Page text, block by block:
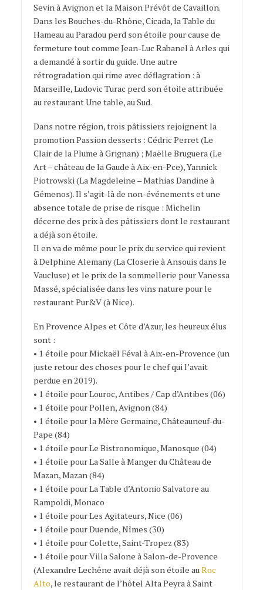
Sevin à Avignon et la Maison Prévôt de Cavaillon.
Dans les Bouches-du-Rhône, Cicada, la Table du
Hameau au Paradou perd son étoile pour cause de
fermeture tout comme Jean-Luc Rabanel à Arles qui
a demandé à sortir du guide. Une autre
rétrogradation qui rime avec déflagration : à
Marseille, Ludovic Turac perd son étoile attribuée
au restaurant Une table, au Sud.
Dans notre région, trois pâtissiers rejoignent la
promotion Passion desserts : Cédric Perret (Le
Clair de la Plume à Grignan) ; Maëlle Bruguera (Le
Art – château de la Gaude à Aix-en-Pce),Yannick
Piotrowski (La Magdeleine – Mathias Dandine à
Gémenos). Il s’agit-là de non-événements et une
absence totale de prise de risque : Michelin
décerne des prix à des pâtissiers dont le restaurant
a déjà son étoile.
Il en va de même pour le prix du service qui revient
à Delphine Alemany (La Closerie à Ansouis dans le
Vaucluse) et le prix de la sommellerie pour Vanessa
Massé, spécialisée dans les vins nature pour le
restaurant Pur&V (à Nice).
En Provence Alpes et Côte d’Azur, les heureux élus
sont :
• 1 étoile pour Mickaël Féval à Aix-en-Provence (un
juste retour des choses pour le chef qui l’avait
perdue en 2019).
• 1 étoile pour Louroc, Antibes / Cap d’Antibes (06)
• 1 étoile pour Pollen, Avignon (84)
• 1 étoile pour la Mère Germaine, Châteauneuf-du-
Pape (84)
• 1 étoile pour Le Bistronomique, Manosque (04)
• 1 étoile pour La Salle à Manger du Château de
Mazan, Mazan (84)
• 1 étoile pour La Table d’Antonio Salvatore au
Rampoldi, Monaco
• 1 étoile pour Les Agitateurs, Nice (06)
• 1 étoile pour Duende, Nîmes (30)
• 1 étoile pour Colette, Saint-Tropez (83)
• 1 étoile pour Villa Salone à Salon-de-Provence
(Alexandre Lechêne avait déjà son étoile au Roc
Alto, le restaurant de l’hôtel Alta Peyra à Saint